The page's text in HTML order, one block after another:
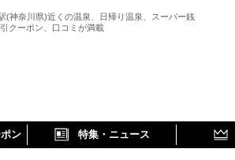
(神奈川県)近くの温泉、日帰り温泉、スーパー銭
クーポン、口コミが満載
ン 特集・ニュース